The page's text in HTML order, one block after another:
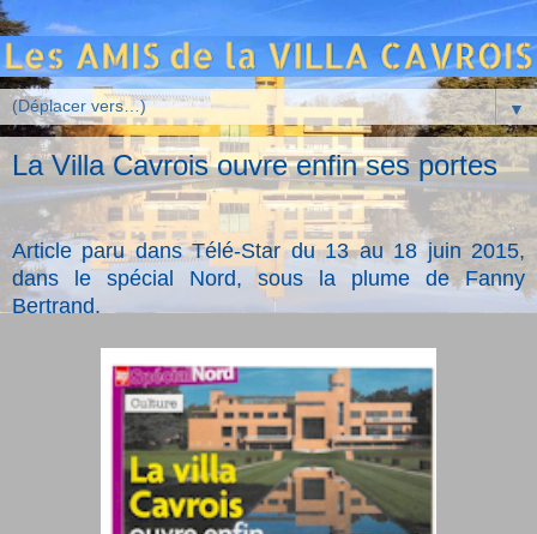
▼
La Villa Cavrois ouvre enfin ses portes
Article paru dans Télé-Star du 13 au 18 juin 2015,
dans le spécial Nord, sous la plume deFanny
Bertrand.